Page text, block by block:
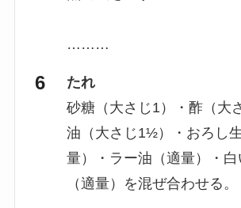
………
たれ
砂糖（大さじ1）・酢（大
油（大さじ1½）・おろし
量）・ラー油（適量）・白
（適量）を混ぜ合わせる。